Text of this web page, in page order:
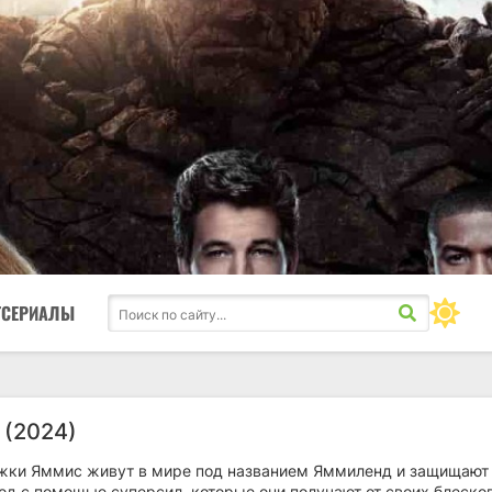
Яммис живут в мире под названием Яммиленд и защищают